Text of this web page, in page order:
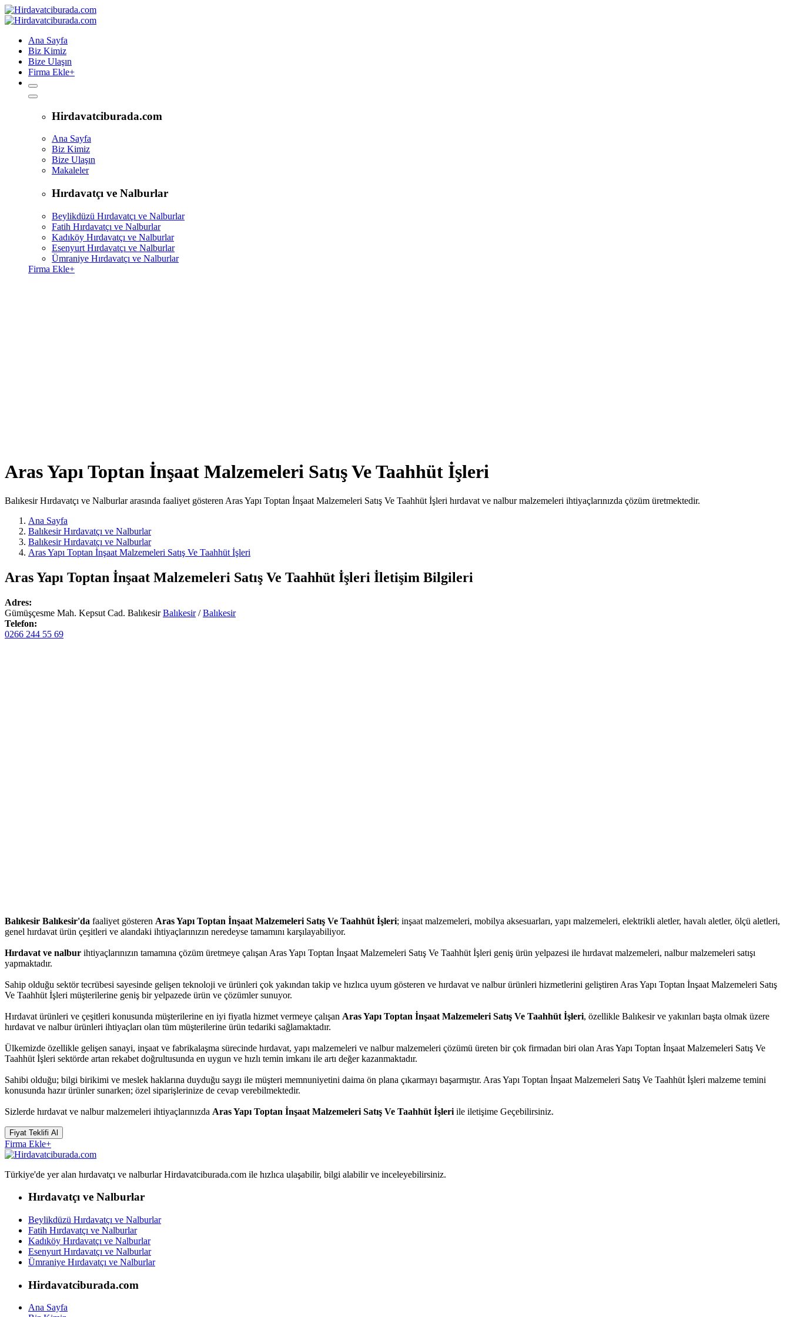
Ana Sayfa
Biz Kimiz
Bize Ulaşın
Firma Ekle+
Hirdavatciburada.com
Ana Sayfa
Biz Kimiz
Bize Ulaşın
Makaleler
Hırdavatçı ve Nalburlar
Beylikdüzü Hırdavatçı ve Nalburlar
Fatih Hırdavatçı ve Nalburlar
Kadıköy Hırdavatçı ve Nalburlar
Esenyurt Hırdavatçı ve Nalburlar
Ümraniye Hırdavatçı ve Nalburlar
Firma Ekle+
Aras Yapı Toptan İnşaat Malzemeleri Satış Ve Taahhüt İşleri
Balıkesir Hırdavatçı ve Nalburlar arasında faaliyet gösteren Aras Yapı Toptan İnşaat Malzemeleri Satış Ve Taahhüt İşleri hırdavat ve nalbur malzemeleri ihtiyaçlarınızda çözüm üretmektedir.
Ana Sayfa
Balıkesir Hırdavatçı ve Nalburlar
Balıkesir Hırdavatçı ve Nalburlar
Aras Yapı Toptan İnşaat Malzemeleri Satış Ve Taahhüt İşleri
Aras Yapı Toptan İnşaat Malzemeleri Satış Ve Taahhüt İşleri İletişim Bilgileri
Adres:
Gümüşçesme Mah. Kepsut Cad. BalıkesirBalıkesir/Balıkesir
Telefon:
0266 244 55 69
Balıkesir Balıkesir'da faaliyet gösteren Aras Yapı Toptan İnşaat Malzemeleri Satış Ve Taahhüt İşleri; inşaat malzemeleri, mobilya aksesuarları, yapı malzemeleri, elektrikli aletler, havalı aletler, ölçü aletleri,
genel hırdavat ürün çeşitleri ve alandaki ihtiyaçlarınızın neredeyse tamamını karşılayabiliyor.
Hırdavat ve nalbur ihtiyaçlarınızın tamamına çözüm üretmeye çalışan Aras Yapı Toptan İnşaat Malzemeleri Satış Ve Taahhüt İşleri geniş ürün yelpazesi ile hırdavat malzemeleri, nalbur malzemeleri satışı
yapmaktadır.
Sahip olduğu sektör tecrübesi sayesinde gelişen teknoloji ve ürünleri çok yakından takip ve hızlıca uyum gösteren ve hırdavat ve nalbur ürünleri hizmetlerini geliştiren Aras Yapı Toptan İnşaat Malzemeleri Satış
Ve Taahhüt İşleri müşterilerine geniş bir yelpazede ürün ve çözümler sunuyor.
Hırdavat ürünleri ve çeşitleri konusunda müşterilerine en iyi fiyatla hizmet vermeye çalışan Aras Yapı Toptan İnşaat Malzemeleri Satış Ve Taahhüt İşleri, özellikle Balıkesir ve yakınları başta olmak üzere
hırdavat ve nalbur ürünleri ihtiyaçları olan tüm müşterilerine ürün tedariki sağlamaktadır.
Ülkemizde özellikle gelişen sanayi, inşaat ve fabrikalaşma sürecinde hırdavat, yapı malzemeleri ve nalbur malzemeleri çözümü üreten bir çok firmadan biri olan Aras Yapı Toptan İnşaat Malzemeleri Satış Ve
Taahhüt İşleri sektörde artan rekabet doğrultusunda en uygun ve hızlı temin imkanı ile artı değer kazanmaktadır.
Sahibi olduğu; bilgi birikimi ve meslek haklarına duyduğu saygı ile müşteri memnuniyetini daima ön plana çıkarmayı başarmıştır. Aras Yapı Toptan İnşaat Malzemeleri Satış Ve Taahhüt İşleri malzeme temini
konusunda hazır ürünler sunarken; özel siparişlerinize de cevap verebilmektedir.
Sizlerde hırdavat ve nalbur malzemeleri ihtiyaçlarınızda Aras Yapı Toptan İnşaat Malzemeleri Satış Ve Taahhüt İşleri ile iletişime Geçebilirsiniz.
Fiyat Teklifi Al
Firma Ekle+
Türkiye'de yer alan hırdavatçı ve nalburlar Hirdavatciburada.com ile hızlıca ulaşabilir, bilgi alabilir ve inceleyebilirsiniz.
Hırdavatçı ve Nalburlar
Beylikdüzü Hırdavatçı ve Nalburlar
Fatih Hırdavatçı ve Nalburlar
Kadıköy Hırdavatçı ve Nalburlar
Esenyurt Hırdavatçı ve Nalburlar
Ümraniye Hırdavatçı ve Nalburlar
Hirdavatciburada.com
Ana Sayfa